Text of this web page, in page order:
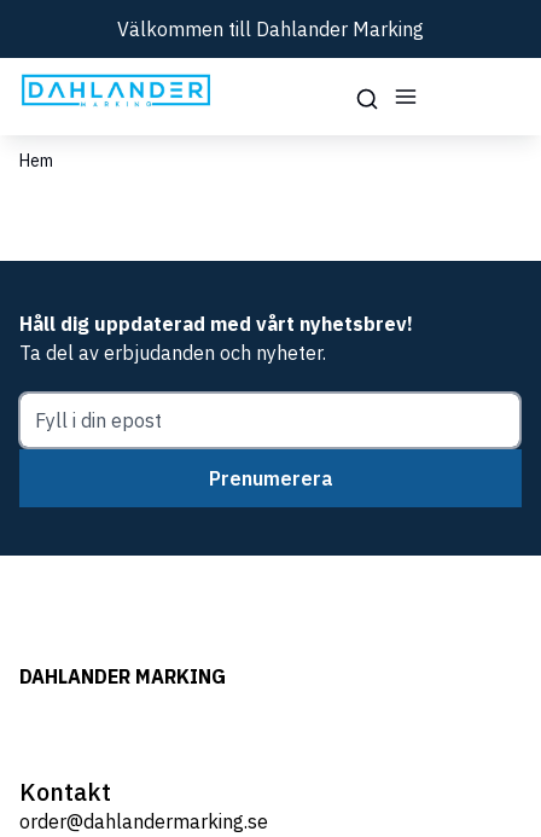
Välkommen till Dahlander Marking
Hem
Håll dig uppdaterad med vårt nyhetsbrev!
Ta del av erbjudanden och nyheter.
Prenumerera
DAHLANDER MARKING
Kontakt
order@dahlandermarking.se